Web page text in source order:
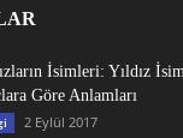
İsimleri: Yıldız
Göre Anlamları
2 Eylül 2017